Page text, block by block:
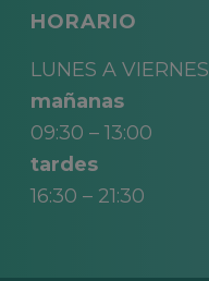
HORARIO
LUNES A VIERNES
mañanas
09:30 – 13:00
tardes
16:30 – 21:30